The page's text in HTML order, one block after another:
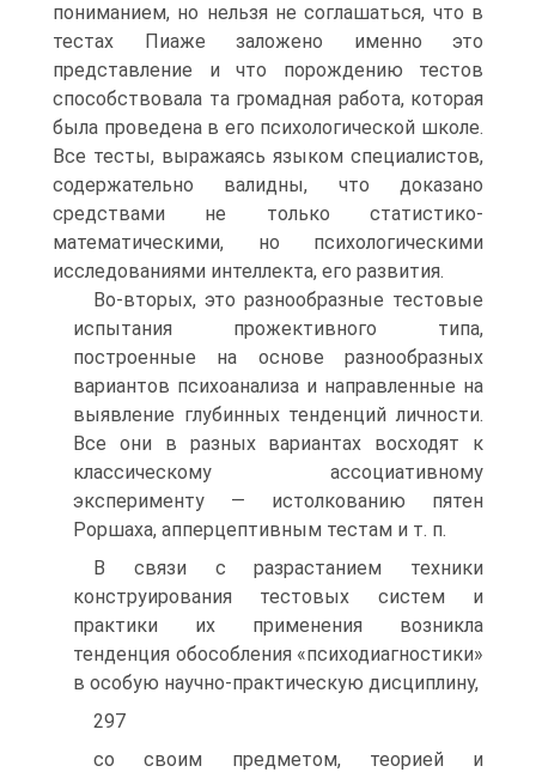
пониманием, но нельзя не соглашаться, что в
тестах Пиаже заложено именно это
представление и что порождению тестов
способствовала та громадная работа, которая
была проведена в его психологической школе.
Все тесты, выражаясь языком специалистов,
содержательно валидны, что доказано
средствами не только статистико-
математическими, но психологическими
исследованиями интеллекта, его развития.
Во-вторых, это разнообразные тестовые
испытания прожективного типа,
построенные на основе разнообразных
вариантов психоанализа и направленные на
выявление глубинных тенденций личности.
Все они в разных вариантах восходят к
классическому ассоциативному
эксперименту — истолкованию пятен
Роршаха, апперцептивным тестам и т. п.
В связи с разрастанием техники
конструирования тестовых систем и
практики их применения возникла
тенденция обособления «психодиагностики»
в особую научно-практическую дисциплину,
297
со своим предметом, теорией и